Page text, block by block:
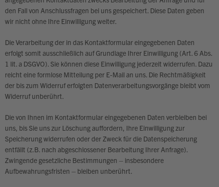
den Fall von Anschlussfragen bei uns gespeichert. Diese Daten geben
wir nicht ohne Ihre Einwilligung weiter.
Die Verarbeitung der in das Kontaktformular eingegebenen Daten
erfolgt somit ausschließlich auf Grundlage Ihrer Einwilligung (Art. 6 Abs.
1 lit. a DSGVO). Sie können diese Einwilligung jederzeit widerrufen. Dazu
reicht eine formlose Mitteilung per E-Mail an uns. Die Rechtmäßigkeit
der bis zum Widerruf erfolgten Datenverarbeitungsvorgänge bleibt vom
Widerruf unberührt.
Die von Ihnen im Kontaktformular eingegebenen Daten verbleiben bei
uns, bis Sie uns zur Löschung auffordern, Ihre Einwilligung zur
Speicherung widerrufen oder der Zweck für die Datenspeicherung
entfällt (z.B. nach abgeschlossener Bearbeitung Ihrer Anfrage).
Zwingende gesetzliche Bestimmungen – insbesondere
Aufbewahrungsfristen – bleiben unberührt.